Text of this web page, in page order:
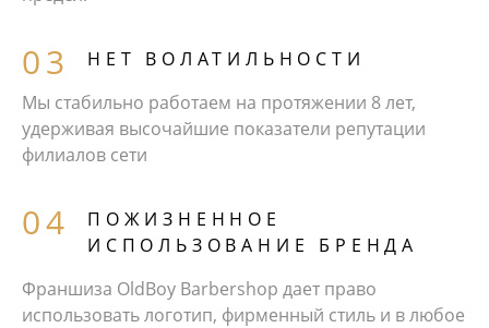
НЕТ ВОЛАТИЛЬНОСТИ
Мы стабильно работаем на протяжении 8 лет,
удерживая высочайшие показатели репутации
филиалов сети
ПОЖИЗНЕННОЕ
ИСПОЛЬЗОВАНИЕ БРЕНДА
Франшиза OldBoy Barbershop дает право
использовать логотип, фирменный стиль и в любое